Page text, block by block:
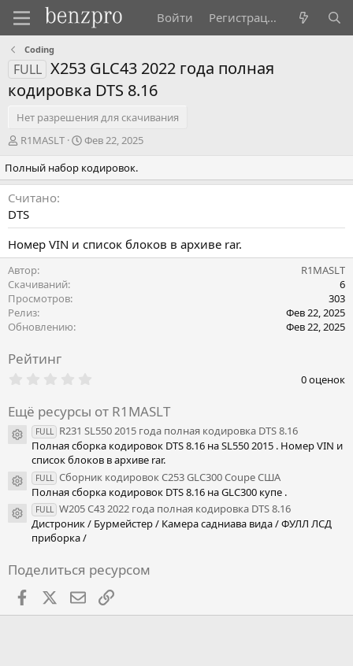
Войти Регистрация
Coding
FULL X253 GLС43 2022 года полная
кодировка DTS 8.16
Нет разрешения для скачивания
А
т
о
р
R1MASLT
Д
т
а
з
а
Фев 22, 2025
Полный набор кодировок.
Считано
DTS
Номер VIN и список блоков в архиве rar.
Автор
R1MASLT
Скачиваний
6
Просмотров
303
Релиз
Фев 22, 2025
Обновлению
Фев 22, 2025
Рейтинг
0
з
в
ё
з
д
0 оценок
Ещё ресурсы от R1MASLT
Иконка ресурса
FULL R231 SL550 2015 года полная кодировка DTS 8.16
Полная сборка кодировок DTS 8.16 на SL550 2015 . Номер VIN и
список блоков в архиве rar.
Иконка ресурса
FULL
Сборник кодировок C253 GLC300 Coupe США
Полная сборка кодировок DTS 8.16 на GLC300 купе .
Иконка ресурса
FULL W205 С43 2022 года полная кодировка DTS 8.16
Дистроник / Бурмейстер / Камера садниава вида / ФУЛЛ ЛСД
приборка /
Поделиться ресурсом
Facebook ПочтаСсылкой